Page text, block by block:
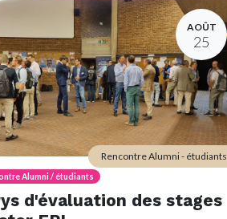
AOÛT
25
Alumni / étudiants
d'évaluation des stages
Rencontre Alumni - étudiants